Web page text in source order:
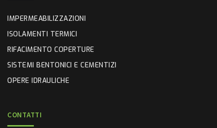
IMPERMEABILIZZAZIONI
ISOLAMENTI TERMICI
RIFACIMENTO COPERTURE
SISTEMI BENTONICI E CEMENTIZI
OPERE IDRAULICHE
CONTATTI